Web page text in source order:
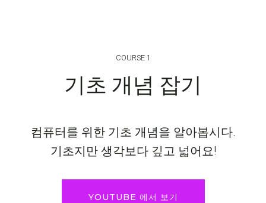
COURSE 1
기초 개념 잡기
컴퓨터를 위한 기초 개념을 알아봅시다.
기초지만 생각보다 깊고 넓어요!
YOUTUBE 에서 보기